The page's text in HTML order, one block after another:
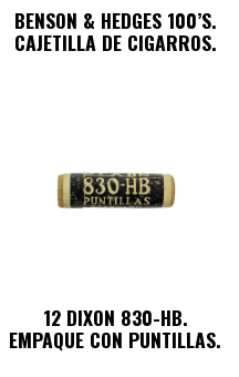
BENSON & HEDGES 100’S.
CAJETILLA DE CIGARROS.
12 DIXON 830-HB.
EMPAQUE CON PUNTILLAS.